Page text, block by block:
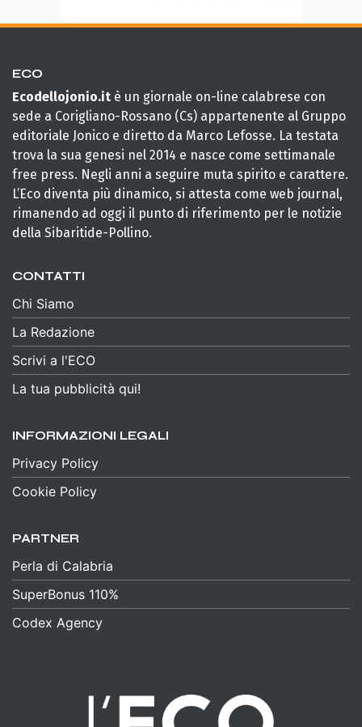
ECO
Ecodellojonio.it è un giornale on-line calabrese con
sede a Corigliano-Rossano (Cs) appartenente al Gruppo
editoriale Jonico e diretto da Marco Lefosse. La testata
trova la sua genesi nel 2014 e nasce come settimanale
free press. Negli anni a seguire muta spirito e carattere.
L’Eco diventa più dinamico, si attesta come web journal,
rimanendo ad oggi il punto di riferimento per le notizie
della Sibaritide-Pollino.
CONTATTI
Chi Siamo
La Redazione
Scrivi a l'ECO
La tua pubblicità qui!
INFORMAZIONI LEGALI
Privacy Policy
Cookie Policy
PARTNER
Perla di Calabria
SuperBonus 110%
Codex Agency